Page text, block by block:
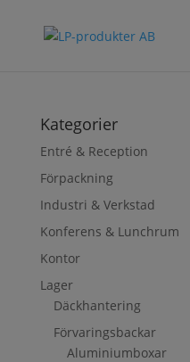
Kategorier
Entré & Reception
Förpackning
Industri & Verkstad
Konferens & Lunchrum
Kontor
Lager
Däckhantering
Förvaringsbackar
Aluminiumboxar